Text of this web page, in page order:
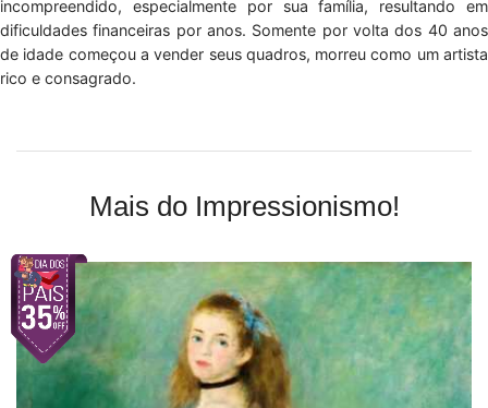
incompreendido, especialmente por sua família, resultando em
dificuldades financeiras por anos. Somente por volta dos 40 anos
de idade começou a vender seus quadros, morreu como um artista
rico e consagrado.
Mais do Impressionismo!